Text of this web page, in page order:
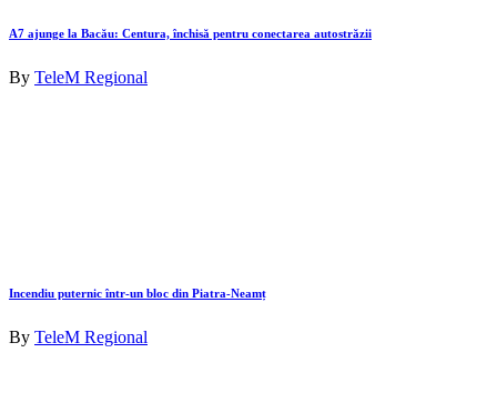
A7 ajunge la Bacău: Centura, închisă pentru conectarea autostrăzii
By TeleM Regional
Incendiu puternic într-un bloc din Piatra-Neamț
By TeleM Regional